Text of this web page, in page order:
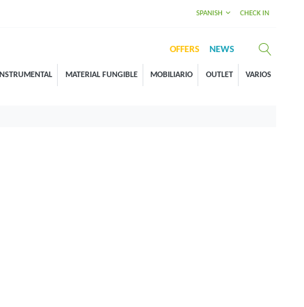
SPANISH CHECK IN
OFFERS NEWS
INSTRUMENTAL MATERIAL FUNGIBLE MOBILIARIO OUTLET VARIOS